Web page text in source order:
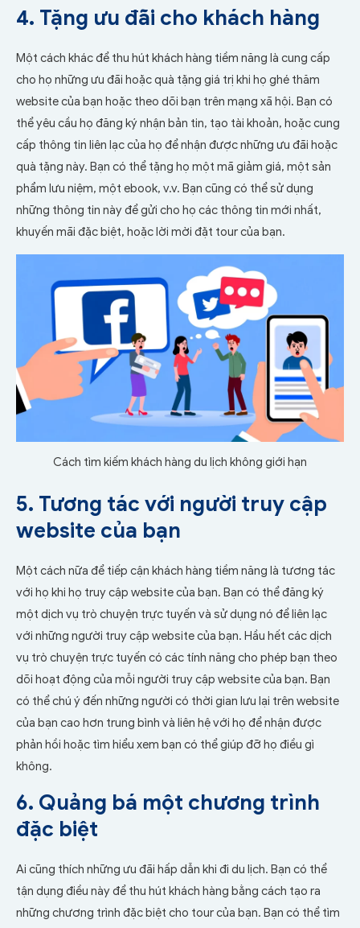
4. Tặng ưu đãi cho khách hàng
Một cách khác để thu hút khách hàng tiềm năng là cung cấp
cho họ những ưu đãi hoặc quà tặng giá trị khi họ ghé thăm
website của bạn hoặc theo dõi bạn trên mạng xã hội. Bạn có
thể yêu cầu họ đăng ký nhận bản tin, tạo tài khoản, hoặc cung
cấp thông tin liên lạc của họ để nhận được những ưu đãi hoặc
quà tặng này. Bạn có thể tặng họ một mã giảm giá, một sản
phẩm lưu niệm, một ebook, v.v. Bạn cũng có thể sử dụng
những thông tin này để gửi cho họ các thông tin mới nhất,
khuyến mãi đặc biệt, hoặc lời mời đặt tour của bạn.
Cách tìm kiếm khách hàng du lịch không giới hạn
5. Tương tác với người truy cập
website của bạn
Một cách nữa để tiếp cận khách hàng tiềm năng là tương tác
với họ khi họ truy cập website của bạn. Bạn có thể đăng ký
một dịch vụ trò chuyện trực tuyến và sử dụng nó để liên lạc
với những người truy cập website của bạn. Hầu hết các dịch
vụ trò chuyện trực tuyến có các tính năng cho phép bạn theo
dõi hoạt động của mỗi người truy cập website của bạn. Bạn
có thể chú ý đến những người có thời gian lưu lại trên website
của bạn cao hơn trung bình và liên hệ với họ để nhận được
phản hồi hoặc tìm hiểu xem bạn có thể giúp đỡ họ điều gì
không.
6. Quảng bá một chương trình
đặc biệt
Ai cũng thích những ưu đãi hấp dẫn khi đi du lịch. Bạn có thể
tận dụng điều này để thu hút khách hàng bằng cách tạo ra
những chương trình đặc biệt cho tour của bạn. Bạn có thể tìm